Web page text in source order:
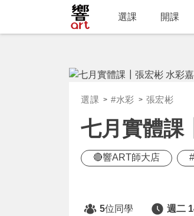
選課 開課
選課 #水彩 張宏彬
七月實體
🔴響ART師大店
5位同學 週二